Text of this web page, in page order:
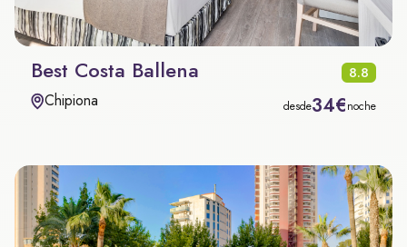
Best Costa Ballena 8.8
Chipiona desde34€noche